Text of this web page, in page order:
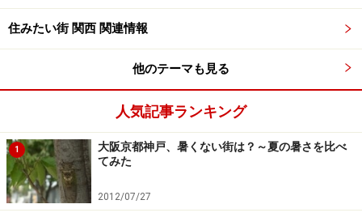
円と中央区（2万7600円）よりも低くなっています。
キング、3位「神戸市長田区」2位「北市」1位は…
※記事内容は執筆時点のものです。最新の内容をご確認くださ
い。
1/2 次のページへ
住みたい街 関西 関連情報
他のテーマも見る
人気記事ランキング
1
大阪京都神戸、暑くない街は？～夏の暑さを比べ
てみた
2012/07/27